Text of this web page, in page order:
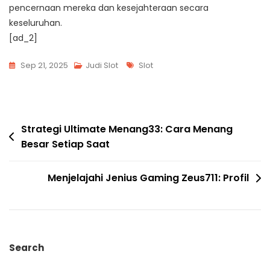
pencernaan mereka dan kesejahteraan secara
keseluruhan.
[ad_2]
Sep 21, 2025 Judi Slot Tags
Slot
Post
navigation
Strategi Ultimate Menang33: Cara Menang
Besar Setiap Saat
Menjelajahi Jenius Gaming Zeus711: Profil
Search